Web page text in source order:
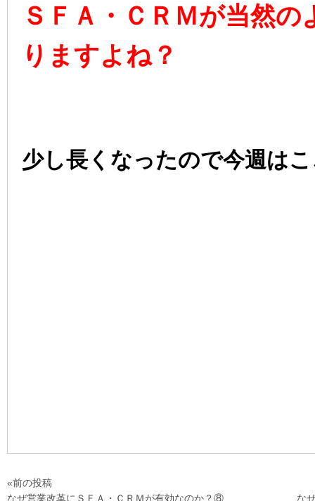
Ｓ ＦＡ・ＣＲＭが当然
りますよね？
少し長くなったので今週は
«前の投稿
なぜ営業改革にＳＦＡ・ＣＲＭが有効なのか？⑧
な